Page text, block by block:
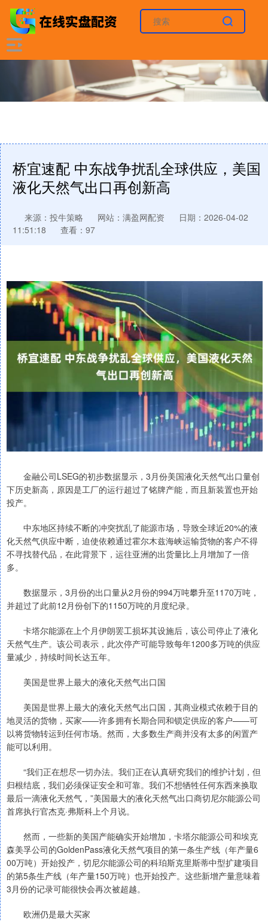
桥宜速配 中东战争扰乱全球供应，美国
液化天然气出口再创新高
来源：投牛策略 网站：满盈网配资
日期：2026-04-02
11:51:18
查看：97
金融公司LSEG的初步数据显示，3月份美国液化天然气出口量创
下历史新高，原因是工厂的运行超过了铭牌产能，而且新装置也开始
投产。
中东地区持续不断的冲突扰乱了能源市场，导致全球近20%的液
化天然气供应中断，迫使依赖通过霍尔木兹海峡运输货物的客户不得
不寻找替代品，在此背景下，运往亚洲的出货量比上月增加了一倍
多。
数据显示，3月份的出口量从2月份的994万吨攀升至1170万吨，
并超过了此前12月份创下的1150万吨的月度纪录。
卡塔尔能源在上个月伊朗罢工损坏其设施后，该公司停止了液化
天然气生产。该公司表示，此次停产可能导致每年1200多万吨的供应
量减少，持续时间长达五年。
美国是世界上最大的液化天然气出口国
美国是世界上最大的液化天然气出口国，其商业模式依赖于目的
地灵活的货物，买家——许多拥有长期合同和锁定供应的客户——可
以将货物转运到任何市场。然而，大多数生产商并没有太多的闲置产
能可以利用。
“我们正在想尽一切办法。我们正在认真研究我们的维护计划，但
归根结底，我们必须保证安全和可靠。我们不想牺牲任何东西来换取
最后一滴液化天然气，”美国最大的液化天然气出口商切尼尔能源公司
首席执行官杰克·弗斯科上个月说。
然而，一些新的美国产能确实开始增加，卡塔尔能源公司和埃克
森美孚公司的GoldenPass液化天然气项目的第一条生产线（年产量6
00万吨）开始投产，切尼尔能源公司的科珀斯克里斯蒂中型扩建项目
的第5条生产线（年产量150万吨）也开始投产。这些新增产量意味着
3月份的记录可能很快会再次被超越。
欧洲仍是最大买家